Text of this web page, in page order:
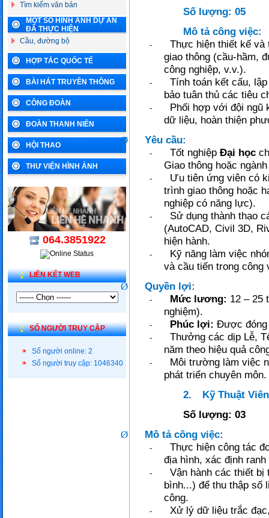
Tìm kiếm văn bản
MỘT SỐ HÌNH ẢNH DỰ ÁN
ĐÃ THỰC HIỆN
Cầu, đường bộ
HỢP TÁC QUỐC TẾ
BÀI HÁT TRUYỀN THÔNG
CÔNG ĐOÀN
ĐOÀN THANH NIÊN
HỘI THAO
THƯ VIỆN HÌNH ẢNH
064.3851922
LIÊN KẾT WEB
SỐ NGƯỜI TRUY CẬP
Số người online: 2
Số người truy cập: 1046340
Số lượng: 05
Mô tả công việc:
-
Thực hiện thiết kế và
giao thông (cầu-hầm,
công nghiệp, v.v.).
-
Tính toán kết cấu,
bảo tuân thủ các tiêu
-
Phối hợp với đội ngũ
dữ liệu, hoàn thiện
Ø Yêu cầu:
- Tốt nghiệp Đại học
Giao thông hoặc
-
Ưu tiên ứng viên có
trình giao thông hoặc
nghiệp có năng lực).
-
Sử dụng thành thạo
(AutoCAD, Civil 3D,
hiện hành.
-
Kỹ năng làm việc
và cầu tiến trong công
Ø Quyền lợi:
- Mức lương: 12 – 25
nghiệm).
- Phúc lợi: Được đóng
-
Thưởng các dịp Lễ,
năm theo hiệu quả
-
Môi trường làm việc
phát triển chuyên môn.
2.
Kỹ Thuật
Số lượng: 03
Ø Mô tả công việc:
-
Thực hiện công tác
địa hình, xác định
-
Vận hành các thiết
bình...) để thu thập số
công.
-
Xử lý dữ liệu trắc